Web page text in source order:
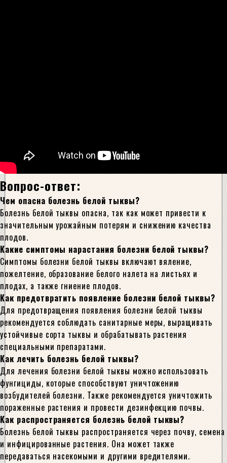
Вопрос-ответ:
Чем опасна болезнь белой тыквы?
Болезнь белой тыквы опасна, так как может привести к
значительным урожайным потерям и снижению качества
плодов.
Какие симптомы нарастания болезни белой тыквы?
Симптомы болезни белой тыквы включают вяление,
пожелтение, образование белого налета на листьях и
плодах, а также гниение плодов.
Как предотвратить появление болезни белой тыквы?
Для предотвращения появления болезни белой тыквы
рекомендуется соблюдать санитарные меры, выращивать
устойчивые сорта тыквы и обрабатывать растения
специальными препаратами.
Как лечить болезнь белой тыквы?
Для лечения болезни белой тыквы можно использовать
фунгициды, которые способствуют уничтожению
возбудителей болезни. Также рекомендуется уничтожить
пораженные растения и провести дезинфекцию почвы.
Как распространяется болезнь белой тыквы?
Болезнь белой тыквы распространяется через почву, семена
и инфицированные растения. Она может также
передаваться насекомыми и другими вредителями.